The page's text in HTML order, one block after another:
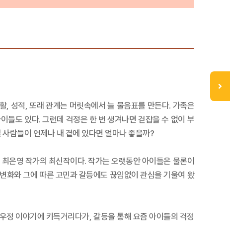
, 성적, 또래 관계는 머릿속에서 늘 물음표를 만든다. 가족은
들도 있다. 그런데 걱정은 한 번 생겨나면 걷잡을 수 없이 부
람들이 언제나 내 곁에 있다면 얼마나 좋을까?
최은영 작가의 최신작이다. 작가는 오랫동안 아이들은 물론이
화와 그에 따른 고민과 갈등에도 끊임없이 관심을 기울여 왔
정 이야기에 키득거리다가, 갈등을 통해 요즘 아이들의 걱정